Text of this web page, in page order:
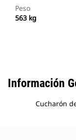
Peso
563 kg
Información
Cucharón